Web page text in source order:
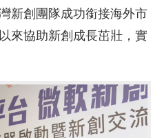
新創團隊成功銜接海外市
來協助新創成長茁壯，實